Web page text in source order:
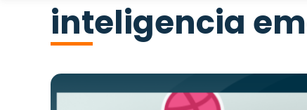
inteligencia